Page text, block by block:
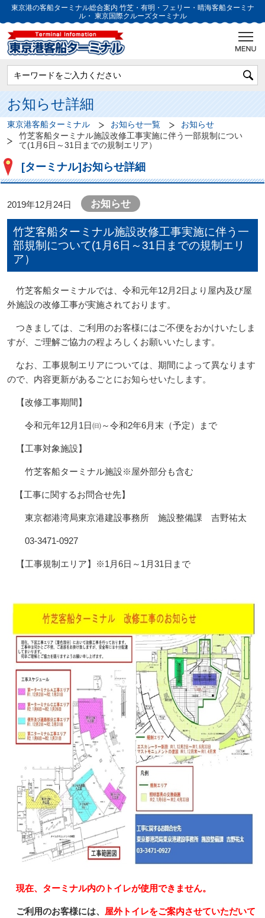
東京港の客船ターミナル総合案内 竹芝・有明・フェリー・晴海客船ターミナ
ル・ 東京国際クルーズターミナル
お知らせ詳細
東京港客船ターミナル お知らせ一覧
お知らせ
竹芝客船ターミナル施設改修工事実施に伴う一部規制につい
て(1月6日～31日までの規制エリア）
[ターミナル]お知らせ詳細
2019年12月24日 お知らせ
竹芝客船ターミナル施設改修工事実施に伴う一
部規制について(1月6日～31日までの規制エリ
ア）
竹芝客船ターミナルでは、令和元年12月2日より屋内及び屋
外施設の改修工事が実施されております。
つきましては、ご利用のお客様にはご不便をおかけいたしま
すが、ご理解ご協力の程よろしくお願いいたします。
なお、工事規制エリアについては、期間によって異なります
ので、内容更新があるごとにお知らせいたします。
【改修工事期間】
令和元年12月1日㈰～令和2年6月末（予定）まで
【工事対象施設】
竹芝客船ターミナル施設※屋外部分も含む
【工事に関するお問合せ先】
東京都港湾局東京港建設事務所 施設整備課 吉野祐太
03-3471-0927
【工事規制エリア】※1月6日～1月31日まで
現在、ターミナル内のトイレが使用できません。
ご利用のお客様には、 屋外トイレをご案内させていただいて